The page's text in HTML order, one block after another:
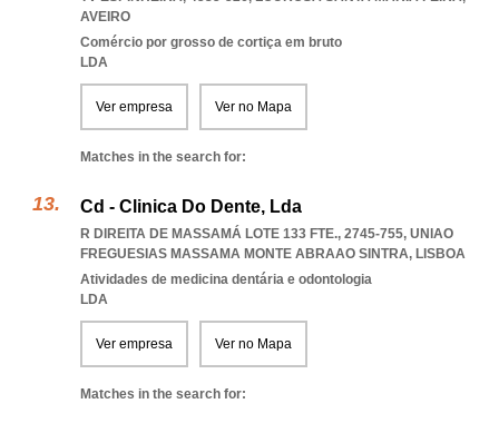
AVEIRO
Comércio por grosso de cortiça em bruto
LDA
Ver empresa Ver no Mapa
Matches in the search for:
Cd - Clinica Do Dente, Lda
R DIREITA DE MASSAMÁ LOTE 133 FTE., 2745-755, UNIAO
FREGUESIAS MASSAMA MONTE ABRAAO SINTRA, LISBOA
Atividades de medicina dentária e odontologia
LDA
Ver empresa Ver no Mapa
Matches in the search for: